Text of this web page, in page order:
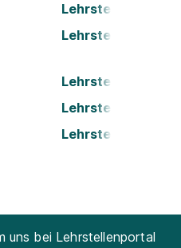
Lehrstellen Graz
Lehrstellen
Lehrstellen Linz
Lehrstellen Traun
Lehrstellen
uns bei Lehrstellenportal